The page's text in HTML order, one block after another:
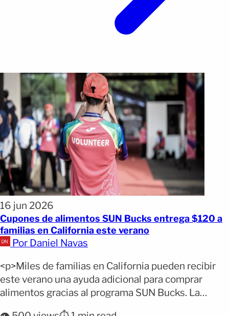
16 jun 2026
Cupones de alimentos SUN Bucks entrega $120 a
familias en California este verano
Por Daniel Navas
<p>Miles de familias en California pueden recibir
este verano una ayuda adicional para comprar
alimentos gracias al programa SUN Bucks. La